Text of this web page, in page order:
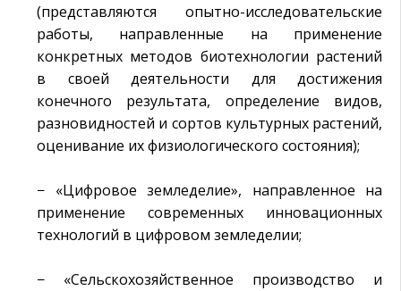
(представляются опытно-исследовательские
работы, направленные на применение
конкретных методов биотехнологии растений
в своей деятельности для достижения
конечного результата, определение видов,
разновидностей и сортов культурных растений,
оценивание их физиологического состояния);
− «Цифровое земледелие», направленное на
применение современных инновационных
технологий в цифровом земледелии;
− «Сельскохозяйственное производство и